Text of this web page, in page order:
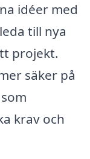
idéer med
till nya
projekt.
säker på
krav och